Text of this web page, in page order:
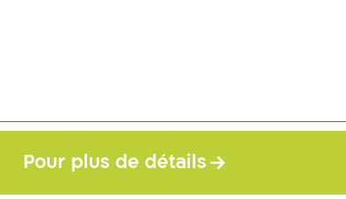
Pour plus de détails